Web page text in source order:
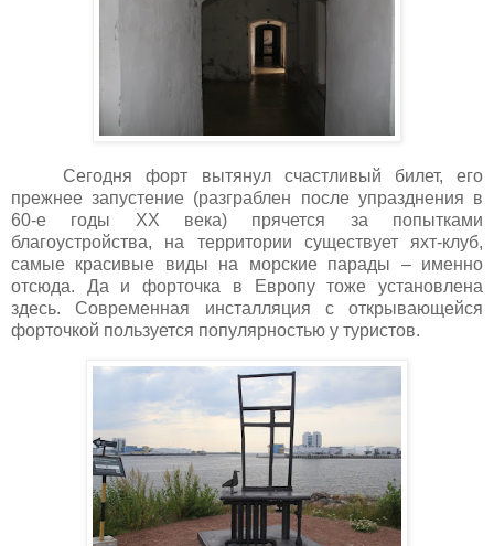
Сегодня форт вытянул счастливый билет, его
прежнее запустение (разграблен после упразднения в
60-е годы XX века) прячется за попытками
благоустройства, на территории существует яхт-клуб,
самые красивые виды на морские парады – именно
отсюда. Да и форточка в Европу тоже установлена
здесь. Современная инсталляция с открывающейся
форточкой пользуется популярностью у туристов.